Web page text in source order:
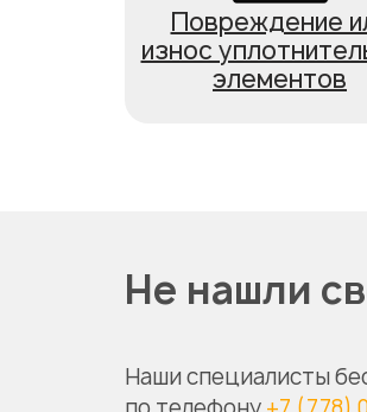
Повреждение
износ
элементов
Не нашли
Наши специалисты